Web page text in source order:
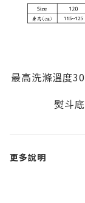
最高洗滌溫度
熨斗
更多說明